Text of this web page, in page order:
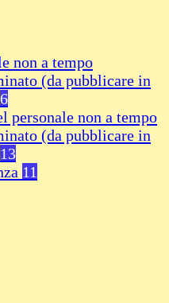
non a tempo
(da pubblicare in
6
personale non a tempo
(da pubblicare in
13
11